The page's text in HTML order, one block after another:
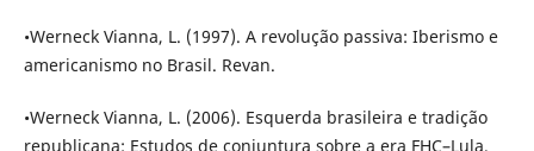
•Werneck Vianna, L. (1997). A revolução passiva: Iberismo e
americanismo no Brasil. Revan.
•Werneck Vianna, L. (2006). Esquerda brasileira e tradição
republicana: Estudos de conjuntura sobre a era FHC–Lula.